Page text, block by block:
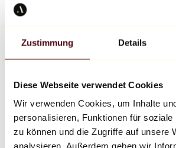
Zustimmung Details
Diese Webseite verwendet Cookies
Wir verwenden Cookies, um Inhalte
personalisieren, Funktionen für soziale
zu können und die Zugriffe auf unsere
analysieren. Außerdem geben wir
Richard Orlinski
Keith Haring
Jeff Koons
Jean-Michel Basquiat
Alle Designer
Werk der Woche